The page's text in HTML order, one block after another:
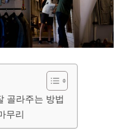
골라주는 방법
무리